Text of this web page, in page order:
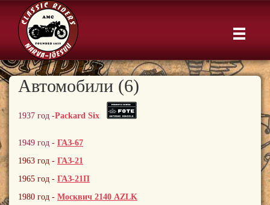
Автомобили (6)
1937 год -Packard Six
1949 год - ГАЗ-67
1963 год - ГАЗ-21
1965 год - ГАЗ-21П
1980 год - Москвич 2140 AZLK